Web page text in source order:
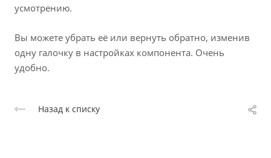
усмотрению.
Вы можете убрать её или вернуть обратно, изменив
одну галочку в настройках компонента. Очень
удобно.
Назад к списку